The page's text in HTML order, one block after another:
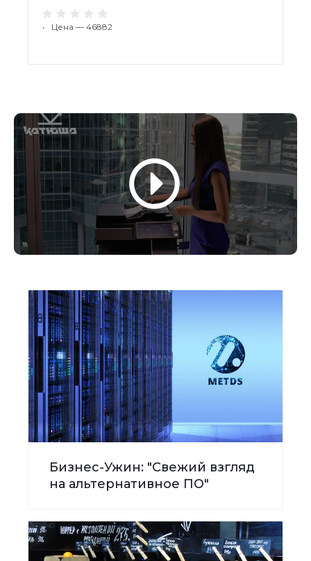
• Цена — 46882
Бизнес-Ужин: "Свежий взгляд
на альтернативное ПО"